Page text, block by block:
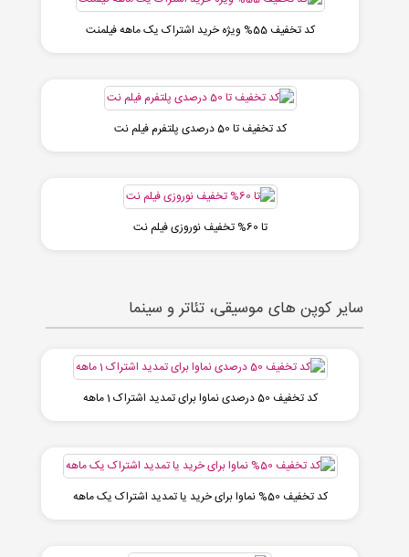
کد تخفیف 55% ویژه خرید اشتراک یک ماهه فیلمنت
کد تخفیف تا 50 درصدی پلتفرم فیلم نت
تا 60% تخفیف نوروزی فیلم نت
سایر کوپن های موسیقی، تئاتر و سینما
کد تخفیف 50 درصدی نماوا برای تمدید اشتراک 1 ماهه
کد تخفیف 50% نماوا برای خرید یا تمدید اشتراک یک ماهه